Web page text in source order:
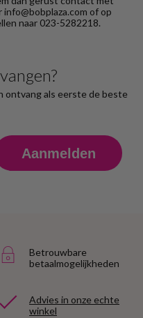
of op
naar 023-5282218.
ontvang als eerste de beste
Aanmelden
Betrouwbare
betaalmogelijkheden
Advies in onze echte
winkel